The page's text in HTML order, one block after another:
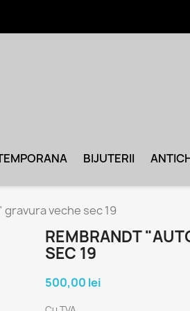
BIJUTERII
veche sec 19
REMBRANDT
SEC 19
500,00 lei